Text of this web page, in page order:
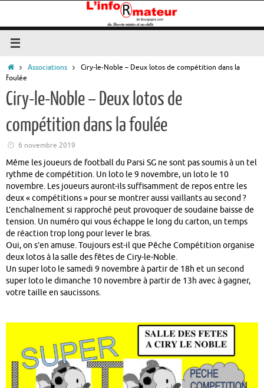
contenu
Accueil
Associations
Ciry-le-Noble – Deux lotos de compétition dans la
foulée
Ciry-le-Noble – Deux lotos de
compétition dans la foulée
6 novembre 2019
Même les joueurs de football du Parsi SG ne sont pas soumis à un tel
rythme de compétition. Un loto le 9 novembre, un loto le 10
novembre. Les joueurs auront-ils suffisamment de repos entre les
deux « compétitions » pour se montrer aussi vaillants au second ?
L’enchaînement si rapproché peut provoquer de soudaine baisse de
tension. Un numéro qui vous échappe le long du carton, un temps
de réaction trop long pour lever le bras.
Oui, on s’en amuse. Toujours est-il que Pêche Compétition organise
deux lotos à la salle des fêtes de Ciry-le-Noble.
Un super loto le samedi 9 novembre à partir de 18h et un second
super loto le dimanche 10 novembre à partir de 13h avec à gagner,
votre taille en saucissons.